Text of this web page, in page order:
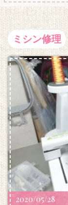
ミシン修理
2020/05/28